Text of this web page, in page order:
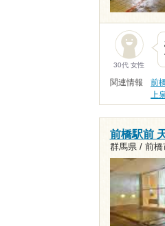
30代 女性
関連情報 前
上
前橋駅前
群馬県 / 前